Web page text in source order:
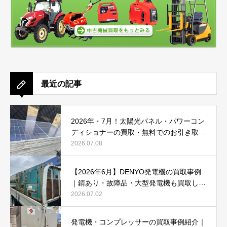
最近の記事
2026年・7月！太陽光パネル・パワーコン
ディショナーの買取・無料でのお引き取り
強化中です(^^♪
2026.07.08
【2026年6月】DENYO発電機の買取事例
｜錆あり・故障品・大型発電機も買取しま
した
2026.07.02
発電機・コンプレッサーの買取事例紹介｜